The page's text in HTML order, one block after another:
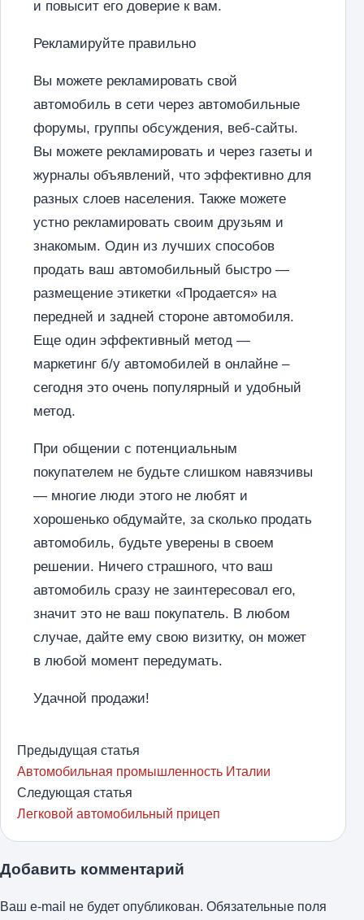
и повысит его доверие к вам.
Рекламируйте правильно
Вы можете рекламировать свой
автомобиль в сети через автомобильные
форумы, группы обсуждения, веб-сайты.
Вы можете рекламировать и через газеты и
журналы объявлений, что эффективно для
разных слоев населения. Также можете
устно рекламировать своим друзьям и
знакомым. Один из лучших способов
продать ваш автомобильный быстро —
размещение этикетки «Продается» на
передней и задней стороне автомобиля.
Еще один эффективный метод —
маркетинг б/у автомобилей в онлайне –
сегодня это очень популярный и удобный
метод.
При общении с потенциальным
покупателем не будьте слишком навязчивы
— многие люди этого не любят и
хорошенько обдумайте, за сколько продать
автомобиль, будьте уверены в своем
решении. Ничего страшного, что ваш
автомобиль сразу не заинтересовал его,
значит это не ваш покупатель. В любом
случае, дайте ему свою визитку, он может
в любой момент передумать.
Удачной продажи!
Предыдущая статья
Автомобильная промышленность Италии
Следующая статья
Легковой автомобильный прицеп
Добавить комментарий
Ваш e-mail не будет опубликован. Обязательные поля